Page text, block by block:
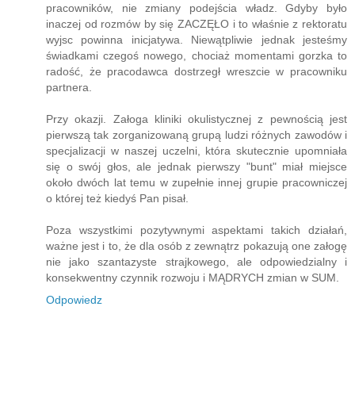
pracowników, nie zmiany podejścia władz. Gdyby było
inaczej od rozmów by się ZACZĘŁO i to właśnie z rektoratu
wyjsc powinna inicjatywa. Niewątpliwie jednak jesteśmy
świadkami czegoś nowego, chociaż momentami gorzka to
radość, że pracodawca dostrzegł wreszcie w pracowniku
partnera.
Przy okazji. Załoga kliniki okulistycznej z pewnością jest
pierwszą tak zorganizowaną grupą ludzi różnych zawodów i
specjalizacji w naszej uczelni, która skutecznie upomniała
się o swój głos, ale jednak pierwszy "bunt" miał miejsce
około dwóch lat temu w zupełnie innej grupie pracowniczej
o której też kiedyś Pan pisał.
Poza wszystkimi pozytywnymi aspektami takich działań,
ważne jest i to, że dla osób z zewnątrz pokazują one załogę
nie jako szantazyste strajkowego, ale odpowiedzialny i
konsekwentny czynnik rozwoju i MĄDRYCH zmian w SUM.
Odpowiedz